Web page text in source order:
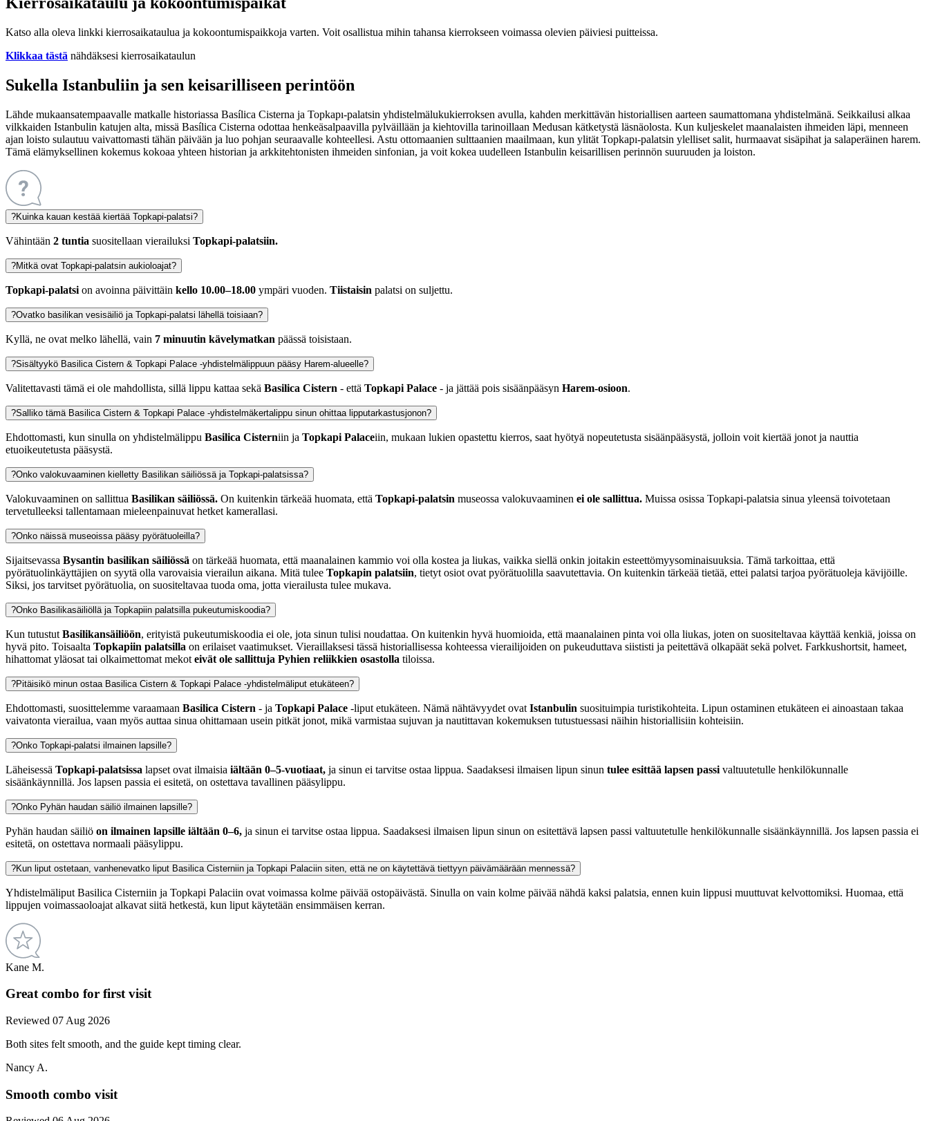
Katso alla oleva linkki kierrosaikataulua ja kokoontumispaikkoja varten. Voit osallistua mihin tahansa kierrokseen voimassa olevien päiviesi puitteissa.
Klikkaa tästä nähdäksesi kierrosaikataulun
Sukella Istanbuliin ja sen keisarilliseen perintöön
Lähde mukaansatempaavalle matkalle historiassa Basílica Cisterna ja Topkapı-palatsin yhdistelmälukukierroksen avulla, kahden merkittävän historiallisen aarteen saumattomana yhdistelmänä. Seikkailusi alkaa
vilkkaiden Istanbulin katujen alta, missä Basílica Cisterna odottaa henkeäsalpaavilla pylväillään ja kiehtovilla tarinoillaan Medusan kätketystä läsnäolosta. Kun kuljeskelet maanalaisten ihmeiden läpi, menneen
ajan loisto sulautuu vaivattomasti tähän päivään ja luo pohjan seuraavalle kohteellesi. Astu ottomaanien sulttaanien maailmaan, kun ylität Topkapı-palatsin ylelliset salit, hurmaavat sisäpihat ja salaperäinen harem.
Tämä elämyksellinen kokemus kokoaa yhteen historian ja arkkitehtonisten ihmeiden sinfonian, ja voit kokea uudelleen Istanbulin keisarillisen perinnön suuruuden ja loiston.
?Kuinka kauan kestää kiertää Topkapi-palatsi?
Vähintään 2 tuntia suositellaan vierailuksi Topkapi-palatsiin.
?Mitkä ovat Topkapi-palatsin aukioloajat?
Topkapi-palatsi on avoinna päivittäin kello 10.00–18.00 ympäri vuoden. Tiistaisin palatsi on suljettu.
?Ovatko basilikan vesisäiliö ja Topkapi-palatsi lähellä toisiaan?
Kyllä, ne ovat melko lähellä, vain 7 minuutin kävelymatkan päässä toisistaan.
?Sisältyykö Basilica Cistern & Topkapi Palace -yhdistelmälippuun pääsy Harem-alueelle?
Valitettavasti tämä ei ole mahdollista, sillä lippu kattaa sekä Basilica Cistern - että Topkapi Palace - ja jättää pois sisäänpääsyn Harem-osioon.
?Salliko tämä Basilica Cistern & Topkapi Palace -yhdistelmäkertalippu sinun ohittaa lipputarkastusjonon?
Ehdottomasti, kun sinulla on yhdistelmälippu Basilica Cisterniin ja Topkapi Palaceiin, mukaan lukien opastettu kierros, saat hyötyä nopeutetusta sisäänpääsystä, jolloin voit kiertää jonot ja nauttia
etuoikeutetusta pääsystä.
?Onko valokuvaaminen kielletty Basilikan säiliössä ja Topkapi-palatsissa?
Valokuvaaminen on sallittua Basilikan säiliössä. On kuitenkin tärkeää huomata, että Topkapi-palatsin museossa valokuvaaminen ei ole sallittua. Muissa osissa Topkapi-palatsia sinua yleensä toivotetaan
tervetulleeksi tallentamaan mieleenpainuvat hetket kamerallasi.
?Onko näissä museoissa pääsy pyörätuoleilla?
Sijaitsevassa Bysantin basilikan säiliössä on tärkeää huomata, että maanalainen kammio voi olla kostea ja liukas, vaikka siellä onkin joitakin esteettömyysominaisuuksia. Tämä tarkoittaa, että
pyörätuolinkäyttäjien on syytä olla varovaisia vierailun aikana. Mitä tulee Topkapin palatsiin, tietyt osiot ovat pyörätuolilla saavutettavia. On kuitenkin tärkeää tietää, ettei palatsi tarjoa pyörätuoleja kävijöille.
Siksi, jos tarvitset pyörätuolia, on suositeltavaa tuoda oma, jotta vierailusta tulee mukava.
?Onko Basilikasäiliöllä ja Topkapiin palatsilla pukeutumiskoodia?
Kun tutustut Basilikansäiliöön, erityistä pukeutumiskoodia ei ole, jota sinun tulisi noudattaa. On kuitenkin hyvä huomioida, että maanalainen pinta voi olla liukas, joten on suositeltavaa käyttää kenkiä, joissa on
hyvä pito. Toisaalta Topkapiin palatsilla on erilaiset vaatimukset. Vieraillaksesi tässä historiallisessa kohteessa vierailijoiden on pukeuduttava siististi ja peitettävä olkapäät sekä polvet. Farkkushortsit, hameet,
hihattomat yläosat tai olkaimettomat mekot eivät ole sallittuja Pyhien reliikkien osastolla tiloissa.
?Pitäisikö minun ostaa Basilica Cistern & Topkapi Palace -yhdistelmäliput etukäteen?
Ehdottomasti, suosittelemme varaamaan Basilica Cistern - ja Topkapi Palace -liput etukäteen. Nämä nähtävyydet ovat Istanbulin suosituimpia turistikohteita. Lipun ostaminen etukäteen ei ainoastaan takaa
vaivatonta vierailua, vaan myös auttaa sinua ohittamaan usein pitkät jonot, mikä varmistaa sujuvan ja nautittavan kokemuksen tutustuessasi näihin historiallisiin kohteisiin.
?Onko Topkapi-palatsi ilmainen lapsille?
Läheisessä Topkapi-palatsissa lapset ovat ilmaisia iältään 0–5-vuotiaat, ja sinun ei tarvitse ostaa lippua. Saadaksesi ilmaisen lipun sinun tulee esittää lapsen passi valtuutetulle henkilökunnalle
sisäänkäynnillä. Jos lapsen passia ei esitetä, on ostettava tavallinen pääsylippu.
?Onko Pyhän haudan säiliö ilmainen lapsille?
Pyhän haudan säiliö on ilmainen lapsille iältään 0–6, ja sinun ei tarvitse ostaa lippua. Saadaksesi ilmaisen lipun sinun on esitettävä lapsen passi valtuutetulle henkilökunnalle sisäänkäynnillä. Jos lapsen passia ei
esitetä, on ostettava normaali pääsylippu.
?Kun liput ostetaan, vanhenevatko liput Basilica Cisterniin ja Topkapi Palaciin siten, että ne on käytettävä tiettyyn päivämäärään mennessä?
Yhdistelmäliput Basilica Cisterniin ja Topkapi Palaciin ovat voimassa kolme päivää ostopäivästä. Sinulla on vain kolme päivää nähdä kaksi palatsia, ennen kuin lippusi muuttuvat kelvottomiksi. Huomaa, että
lippujen voimassaoloajat alkavat siitä hetkestä, kun liput käytetään ensimmäisen kerran.
Kane M.
Great combo for first visit
Reviewed 07 Aug 2026
Both sites felt smooth, and the guide kept timing clear.
Nancy A.
Smooth combo visit